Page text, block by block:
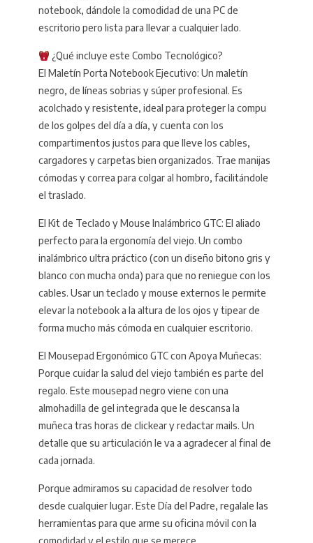
notebook, dándole la comodidad de una PC de
escritorio pero lista para llevar a cualquier lado.
¿Qué incluye este Combo Tecnológico?
El Maletín Porta Notebook Ejecutivo: Un maletín
negro, de líneas sobrias y súper profesional. Es
acolchado y resistente, ideal para proteger la compu
de los golpes del día a día, y cuenta con los
compartimentos justos para que lleve los cables,
cargadores y carpetas bien organizados. Trae manijas
cómodas y correa para colgar al hombro, facilitándole
el traslado.
El Kit de Teclado y Mouse Inalámbrico GTC: El aliado
perfecto para la ergonomía del viejo. Un combo
inalámbrico ultra práctico (con un diseño bitono gris y
blanco con mucha onda) para que no reniegue con los
cables. Usar un teclado y mouse externos le permite
elevar la notebook a la altura de los ojos y tipear de
forma mucho más cómoda en cualquier escritorio.
El Mousepad Ergonómico GTC con Apoya Muñecas:
Porque cuidar la salud del viejo también es parte del
regalo. Este mousepad negro viene con una
almohadilla de gel integrada que le descansa la
muñeca tras horas de clickear y redactar mails. Un
detalle que su articulación le va a agradecer al final de
cada jornada.
Porque admiramos su capacidad de resolver todo
desde cualquier lugar. Este Día del Padre, regalale las
herramientas para que arme su oficina móvil con la